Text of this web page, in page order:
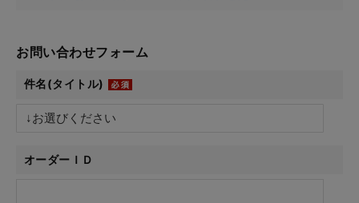
お問い合わせフォーム
件名(タイトル)
オーダーＩＤ